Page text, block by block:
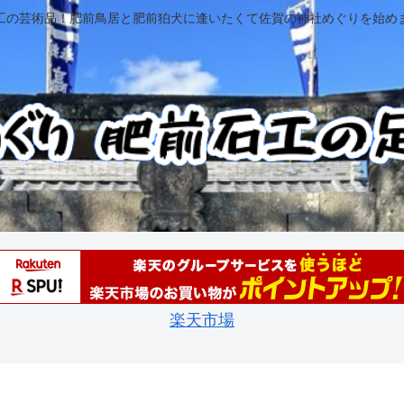
の芸術品！肥前鳥居と肥前狛犬に逢いたくて佐賀の神社めぐりを始め
楽天市場